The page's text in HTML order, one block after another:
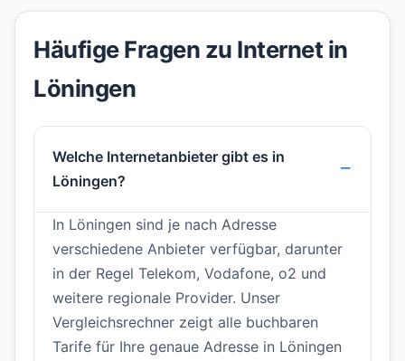
Häufige Fragen zu Internet in
Löningen
Welche Internetanbieter gibt es in
Löningen?
In Löningen sind je nach Adresse
verschiedene Anbieter verfügbar, darunter
in der Regel Telekom, Vodafone, o2 und
weitere regionale Provider. Unser
Vergleichsrechner zeigt alle buchbaren
Tarife für Ihre genaue Adresse in Löningen